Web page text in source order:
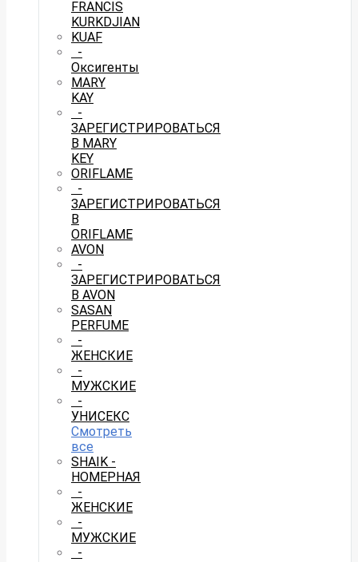
FRANCIS
KURKDJIAN
KUAF
-
Оксигенты
MARY
KAY
-
ЗАРЕГИСТРИРОВАТЬСЯ
В MARY
KEY
ORIFLAME
-
ЗАРЕГИСТРИРОВАТЬСЯ
В
ORIFLAME
AVON
-
ЗАРЕГИСТРИРОВАТЬСЯ
В AVON
SASAN
PERFUME
-
ЖЕНСКИЕ
-
МУЖСКИЕ
-
УНИСЕКС
Смотреть
все
SHAIK -
НОМЕРНАЯ
-
ЖЕНСКИЕ
-
МУЖСКИЕ
-